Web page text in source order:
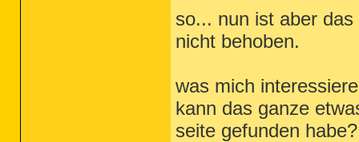
so... nun ist aber
nicht behoben.
was mich
kann das ganze
seite gefunden habe?